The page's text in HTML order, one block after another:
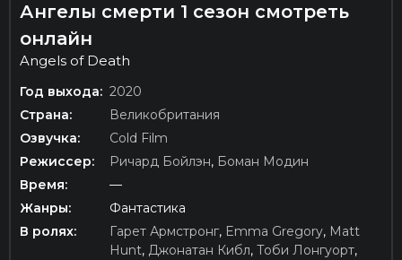
Ангелы смерти 1 сезон смотреть
онлайн
Angels of Death
Год выхода: 2020
Страна:
Великобритания
Озвучка:
Cold Film
Режиссер:
Ричард Бойлэн, Боман Модин
Время:
—
Жанры:
Фантастика
В ролях:
Гарет Армстронг, Emma Gregory, Matt
Hunt, Джонатан Кибл, Тоби Лонгуорт,